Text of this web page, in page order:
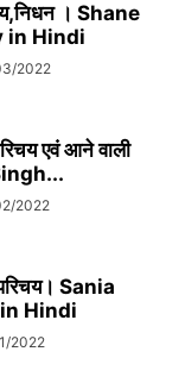
। Shane
in Hindi
2022
एवं आने वाली
2022
परिचय। Sania
Hindi
2022